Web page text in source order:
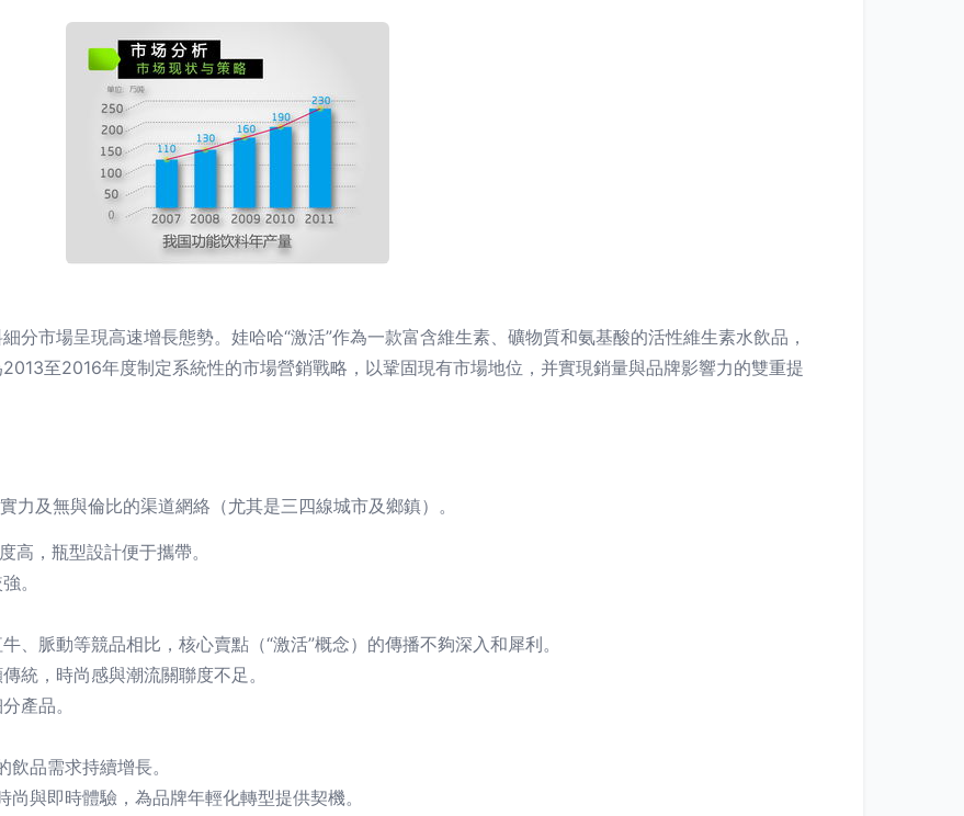
分市場呈現高速增長態勢。娃哈哈“激活”作為一款富含維生素、礦物質和氨基酸的活性維生素水飲品，
至2016年度制定系統性的市場營銷戰略，以鞏固現有市場地位，并實現銷量與品牌影響力的雙重提
及無與倫比的渠道網絡（尤其是三四線城市及鄉鎮）。
高，瓶型設計便于攜帶。
。
、脈動等競品相比，核心賣點（“激活”概念）的傳播不夠深入和犀利。
統，時尚感與潮流關聯度不足。
產品。
飲品需求持續增長。
與即時體驗，為品牌年輕化轉型提供契機。